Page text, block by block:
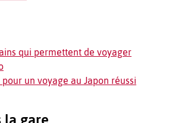
qui permettent de voyager
un voyage au Japon réussi
la gare